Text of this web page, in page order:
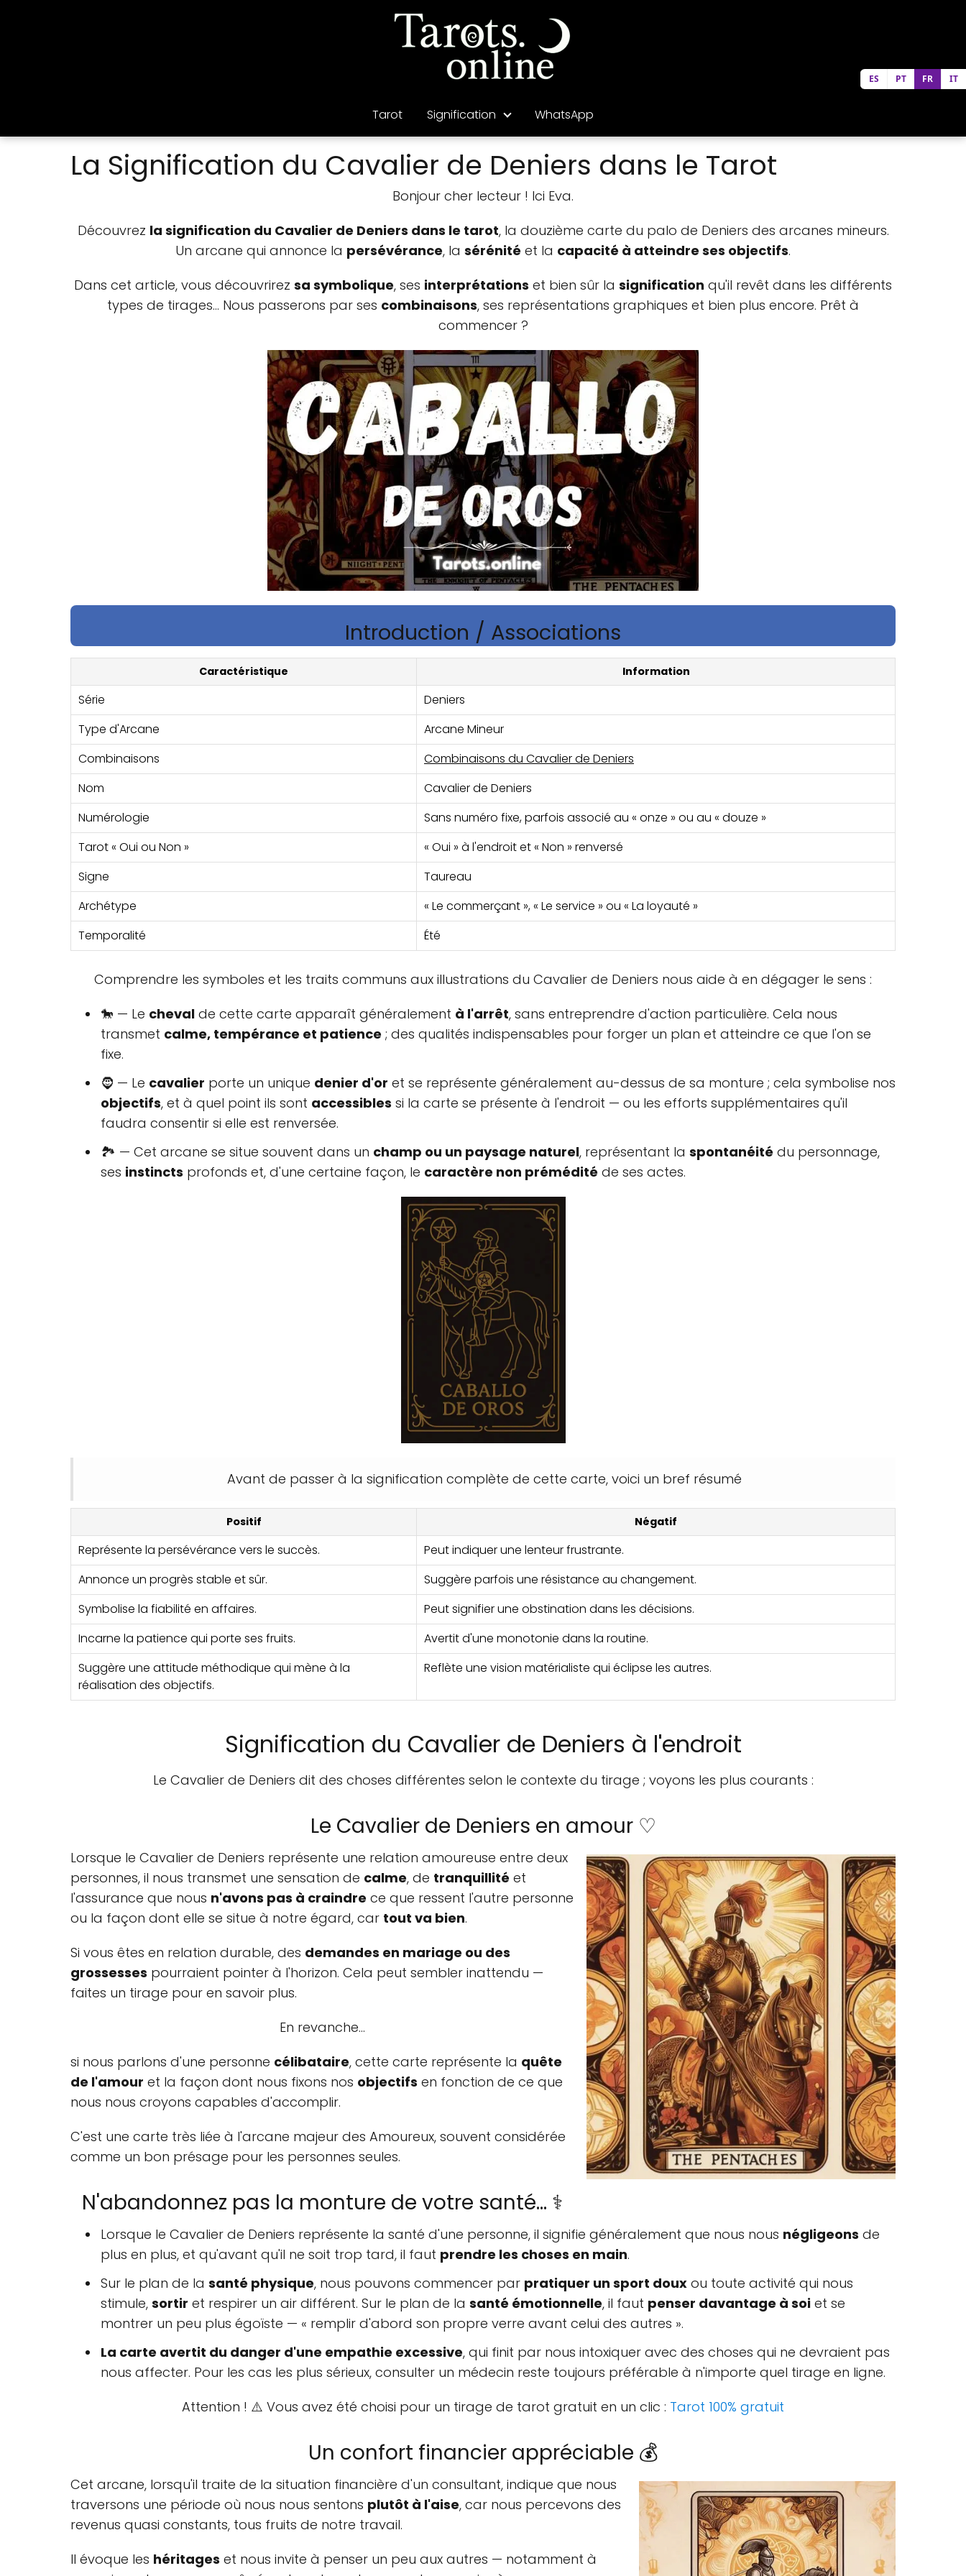
Tarot Signification WhatsApp
La Signification du Cavalier de Deniers dans le Tarot
Bonjour cher lecteur ! Ici Eva.
Découvrez la signification du Cavalier de Deniers dans le tarot, la douzième carte du palo de Deniers des arcanes mineurs.
Un arcane qui annonce la persévérance, la sérénité et la capacité à atteindre ses objectifs.
Dans cet article, vous découvrirez sa symbolique, ses interprétations et bien sûr la signification qu'il revêt dans les différents
types de tirages... Nous passerons par ses combinaisons, ses représentations graphiques et bien plus encore. Prêt à
commencer ?
Introduction / Associations
Caractéristique Information
Série
Deniers
Type d'Arcane
Arcane Mineur
Combinaisons
Combinaisons du Cavalier de Deniers
Nom
Cavalier de Deniers
Numérologie
Sans numéro fixe, parfois associé au « onze » ou au « douze »
Tarot « Oui ou Non »
« Oui » à l'endroit et « Non » renversé
Signe
Taureau
Archétype
« Le commerçant », « Le service » ou « La loyauté »
Temporalité
Été
Comprendre les symboles et les traits communs aux illustrations du Cavalier de Deniers nous aide à en dégager le sens :
🐎 — Le cheval de cette carte apparaît généralement à l'arrêt, sans entreprendre d'action particulière. Cela nous
transmet calme, tempérance et patience ; des qualités indispensables pour forger un plan et atteindre ce que l'on se
fixe.
🧔 — Le cavalier porte un unique denier d'or et se représente généralement au-dessus de sa monture ; cela symbolise nos
objectifs, et à quel point ils sont accessibles si la carte se présente à l'endroit — ou les efforts supplémentaires qu'il
faudra consentir si elle est renversée.
🏞 — Cet arcane se situe souvent dans un champ ou un paysage naturel, représentant la spontanéité du personnage,
ses instincts profonds et, d'une certaine façon, le caractère non prémédité de ses actes.
Avant de passer à la signification complète de cette carte, voici un bref résumé
Positif Négatif
Représente la persévérance vers le succès.
Peut indiquer une lenteur frustrante.
Annonce un progrès stable et sûr.
Suggère parfois une résistance au changement.
Symbolise la fiabilité en affaires.
Peut signifier une obstination dans les décisions.
Incarne la patience qui porte ses fruits.
Avertit d'une monotonie dans la routine.
Suggère une attitude méthodique qui mène à la
réalisation des objectifs.
Reflète une vision matérialiste qui éclipse les autres.
Signification du Cavalier de Deniers à l'endroit
Le Cavalier de Deniers dit des choses différentes selon le contexte du tirage ; voyons les plus courants :
Le Cavalier de Deniers en amour ♡
Lorsque le Cavalier de Deniers représente une relation amoureuse entre deux
personnes, il nous transmet une sensation de calme, de tranquillité et
l'assurance que nous n'avons pas à craindre ce que ressent l'autre personne
ou la façon dont elle se situe à notre égard, car tout va bien.
Si vous êtes en relation durable, des demandes en mariage ou des
grossesses pourraient pointer à l'horizon. Cela peut sembler inattendu —
faites un tirage pour en savoir plus.
En revanche...
si nous parlons d'une personne célibataire, cette carte représente la quête
de l'amour et la façon dont nous fixons nos objectifs en fonction de ce que
nous nous croyons capables d'accomplir.
C'est une carte très liée à l'arcane majeur des Amoureux, souvent considérée
comme un bon présage pour les personnes seules.
N'abandonnez pas la monture de votre santé... ⚕️
Lorsque le Cavalier de Deniers représente la santé d'une personne, il signifie généralement que nous nous négligeons de
plus en plus, et qu'avant qu'il ne soit trop tard, il faut prendre les choses en main.
Sur le plan de la santé physique, nous pouvons commencer par pratiquer un sport doux ou toute activité qui nous
stimule, sortir et respirer un air différent. Sur le plan de la santé émotionnelle, il faut penser davantage à soi et se
montrer un peu plus égoïste — « remplir d'abord son propre verre avant celui des autres ».
La carte avertit du danger d'une empathie excessive, qui finit par nous intoxiquer avec des choses qui ne devraient pas
nous affecter. Pour les cas les plus sérieux, consulter un médecin reste toujours préférable à n'importe quel tirage en ligne.
Attention ! ⚠️ Vous avez été choisi pour un tirage de tarot gratuit en un clic : Tarot 100% gratuit
Un confort financier appréciable 💰
Cet arcane, lorsqu'il traite de la situation financière d'un consultant, indique que nous
traversons une période où nous nous sentons plutôt à l'aise, car nous percevons des
revenus quasi constants, tous fruits de notre travail.
Il évoque les héritages et nous invite à penser un peu aux autres — notamment à
ES PT FR IT